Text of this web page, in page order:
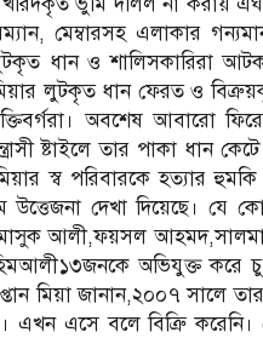
মেম্বারসহ এলাকার
ধান ও শা‌লিসকা‌রিরা
লুটকৃত ধান ফেরত ও বিত্রুয়কৃত
অব‌শেষ আবা‌রো
ষ্টাই‌লে তার পাকা ধান
স্ব প‌রিবারকে হত্যার
দেখা দিয়েছে। যে
আলী,ফয়সল
অ‌ভিযুক্ত ক‌রে
মিয়া জানান,২০০৭ সা‌লে
এ‌সে ব‌লে বি‌ত্রিু